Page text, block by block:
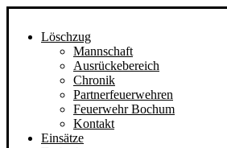
Löschzug
Mannschaft
Ausrückebereich
Chronik
Partnerfeuerwehren
Feuerwehr Bochum
Kontakt
Einsätze